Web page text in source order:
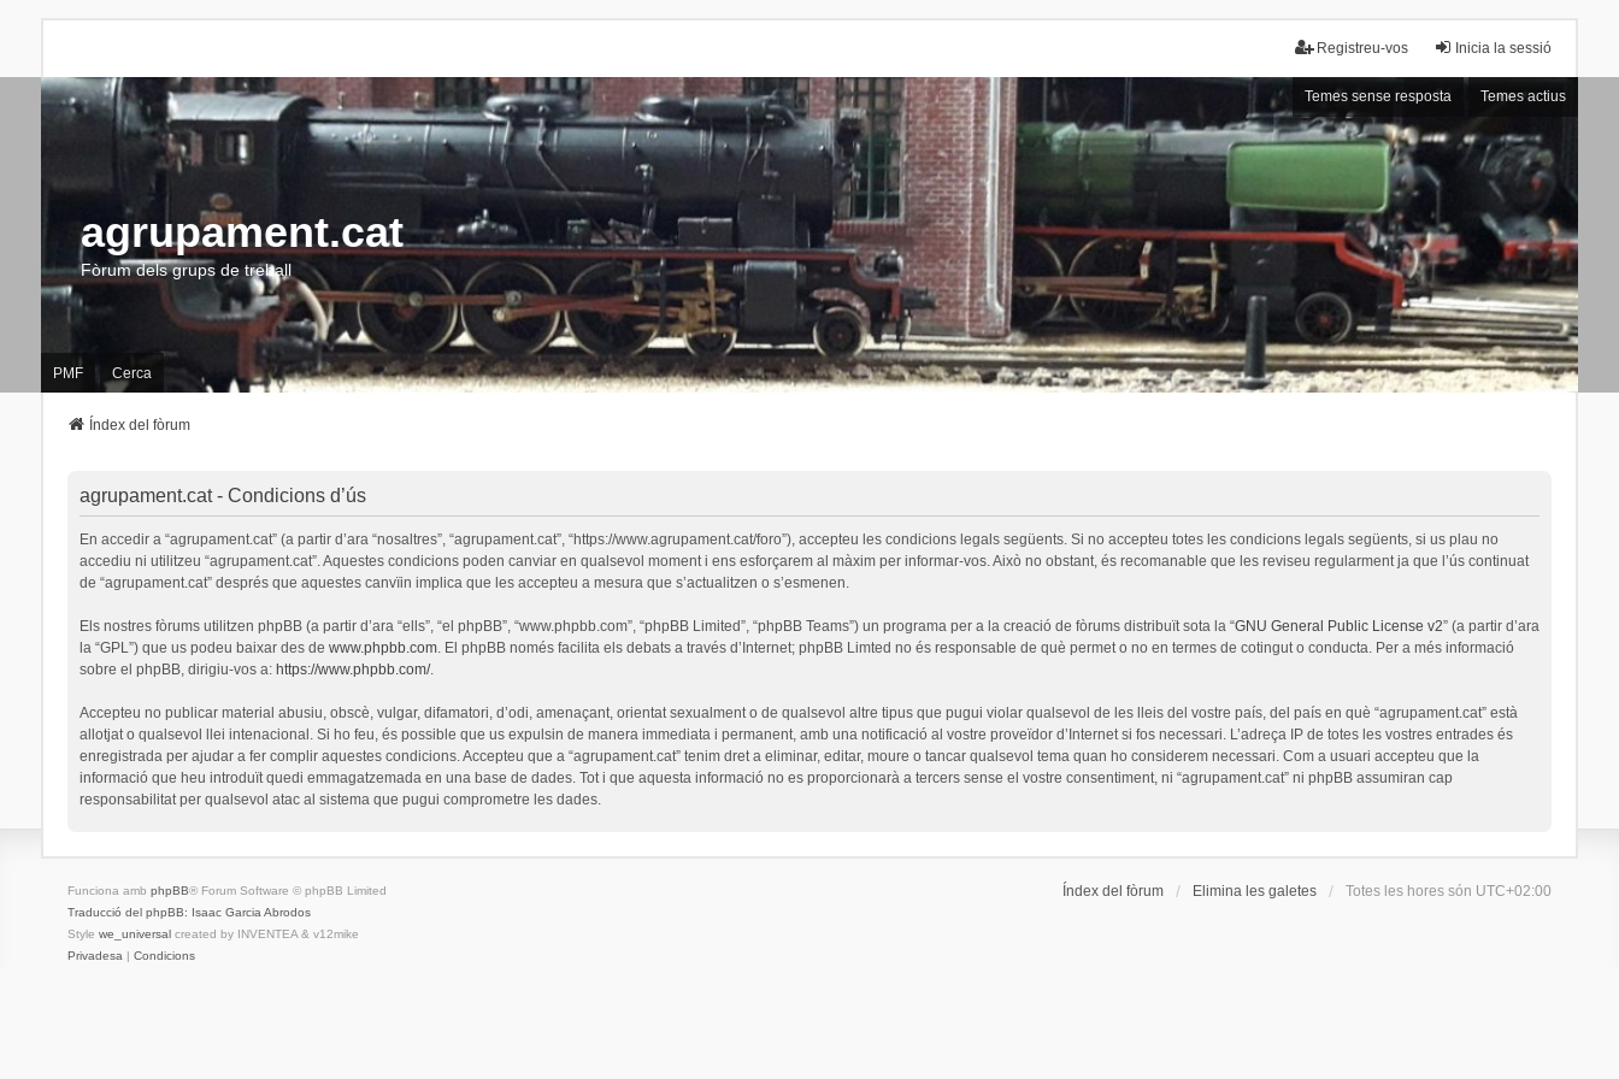
Inicia la sessió
Registreu-vos
Temes sense resposta Temes actius
agrupament.cat
Fòrum dels grups de treball
PMF Cerca
Índex del fòrum
agrupament.cat - Condicions d’ús
En accedir a “agrupament.cat” (a partir d’ara “nosaltres”, “agrupament.cat”, “https://www.agrupament.cat/foro”), accepteu les condicions legals següents. Si no accepteu totes les condicions legals següents, si us plau no
accediu ni utilitzeu “agrupament.cat”. Aquestes condicions poden canviar en qualsevol moment i ens esforçarem al màxim per informar-vos. Això no obstant, és recomanable que les reviseu regularment ja que l’ús continuat
de “agrupament.cat” després que aquestes canvïin implica que les accepteu a mesura que s’actualitzen o s’esmenen.
Els nostres fòrums utilitzen phpBB (a partir d’ara “ells”, “el phpBB”, “www.phpbb.com”, “phpBB Limited”, “phpBB Teams”) un programa per a la creació de fòrums distribuït sota la “GNU General Public License v2” (a partir d’ara
la “GPL”) que us podeu baixar des de www.phpbb.com. El phpBB només facilita els debats a través d’Internet; phpBB Limted no és responsable de què permet o no en termes de cotingut o conducta. Per a més informació
sobre el phpBB, dirigiu-vos a: https://www.phpbb.com/.
Accepteu no publicar material abusiu, obscè, vulgar, difamatori, d’odi, amenaçant, orientat sexualment o de qualsevol altre tipus que pugui violar qualsevol de les lleis del vostre país, del país en què “agrupament.cat” està
allotjat o qualsevol llei intenacional. Si ho feu, és possible que us expulsin de manera immediata i permanent, amb una notificació al vostre proveïdor d’Internet si fos necessari. L’adreça IP de totes les vostres entrades és
enregistrada per ajudar a fer complir aquestes condicions. Accepteu que a “agrupament.cat” tenim dret a eliminar, editar, moure o tancar qualsevol tema quan ho considerem necessari. Com a usuari accepteu que la
informació que heu introduït quedi emmagatzemada en una base de dades. Tot i que aquesta informació no es proporcionarà a tercers sense el vostre consentiment, ni “agrupament.cat” ni phpBB assumiran cap
responsabilitat per qualsevol atac al sistema que pugui comprometre les dades.
Índex del fòrum Elimina les galetes Totes les hores són UTC+02:00
Funciona amb phpBB® Forum Software © phpBB Limited
Traducció del phpBB: Isaac Garcia Abrodos
Style we_universalcreated by INVENTEA & v12mike
Privadesa | Condicions